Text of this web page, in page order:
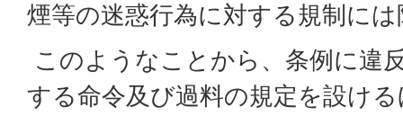
煙等の迷惑行為に対する規制に
このようなことから、条例に違
する命令及び過料の規定を設け